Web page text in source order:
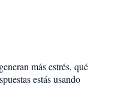
más estrés, qué
estás usando